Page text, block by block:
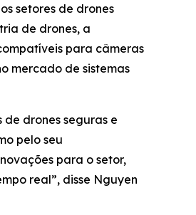
setores de drones
de drones, a
para câmeras
mercado de sistemas
drones seguras e
pelo seu
para o setor,
real”, disse Nguyen